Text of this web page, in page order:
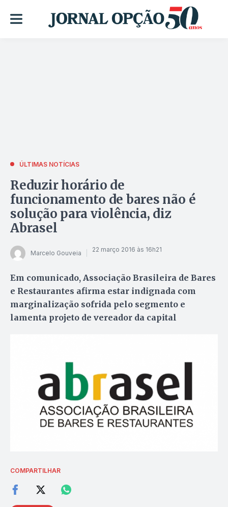
ÚLTIMAS NOTÍCIAS
Reduzir horário de
funcionamento de bares não é
solução para violência, diz
Abrasel
Marcelo Gouveia 22 março 2016 às 16h21
Em comunicado, Associação Brasileira de Bares
e Restaurantes afirma estar indignada com
marginalização sofrida pelo segmento e
lamenta projeto de vereador da capital
COMPARTILHAR